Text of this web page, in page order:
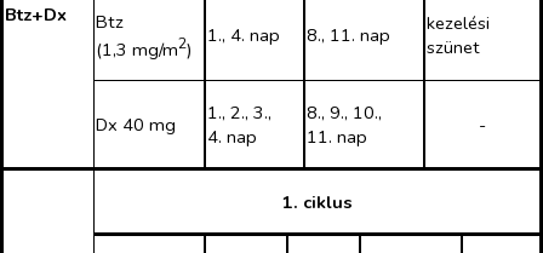
Btz+Dx
Btz
(1,3 mg/m2)
1., 4. nap 8., 11. nap
kezelési
szünet
Dx 40 mg
1., 2., 3.,
4. nap
8., 9., 10.,
11. nap
-
1. ciklus